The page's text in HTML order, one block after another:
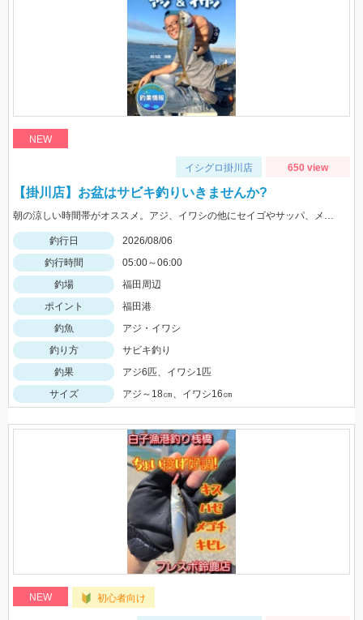
NEW
イシグロ掛川店 650 view
【掛川店】お盆はサビキ釣りいきませんか?
朝の涼しい時間帯がオススメ。アジ、イワシの他にセイゴやサッパ、メッキなども。仕掛けは『Tsulinoママカリ4号、ケイムラスキン4号』でOK。餌付け器で針にエサを付ければアタリはかなり増えますよ♪
釣行日
2026/08/06
釣行時間
05:00～06:00
釣場
福田周辺
ポイント
福田港
釣魚
アジ・イワシ
釣り方
サビキ釣り
釣果
アジ6匹、イワシ1匹
サイズ
アジ～18㎝、イワシ16㎝
NEW 初心者向け